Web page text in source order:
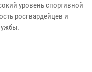
уровень спортивной
росгвардейцев и